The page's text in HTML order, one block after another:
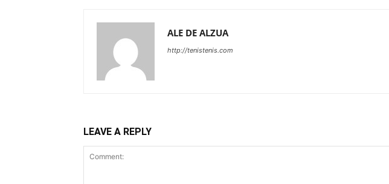
ALE DE ALZUA
http://tenistenis.com
LEAVE A REPLY